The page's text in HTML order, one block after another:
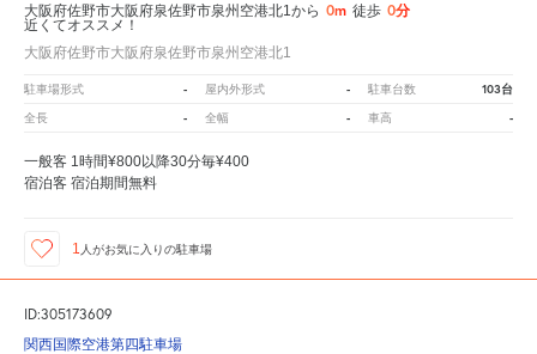
大阪府佐野市大阪府泉佐野市泉州空港北1から 0m 徒歩 0分
近くてオススメ！
大阪府佐野市大阪府泉佐野市泉州空港北1
駐車場形式 - 屋内外形式 - 駐車台数 103台
全長 - 全幅 - 車高 -
一般客 1時間¥800以降30分毎¥400
宿泊客 宿泊期間無料
1 人がお気に入りの駐車場
ID:305173609
関西国際空港第四駐車場